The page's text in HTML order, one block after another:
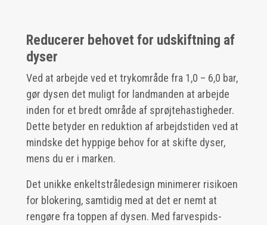
Reducerer behovet for udskiftning af
dyser
Ved at arbejde ved et trykområde fra 1,0 – 6,0 bar,
gør dysen det muligt for landmanden at arbejde
inden for et bredt område af sprøjtehastigheder.
Dette betyder en reduktion af arbejdstiden ved at
mindske det hyppige behov for at skifte dyser,
mens du er i marken.
Det unikke enkeltstråledesign minimerer risikoen
for blokering, samtidig med at det er nemt at
rengøre fra toppen af dysen. Med farvespids-